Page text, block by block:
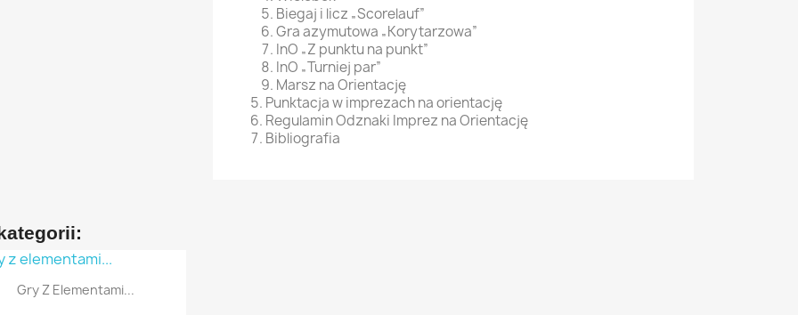
Biegaj i licz „Scorelauf”
Gra azymutowa „Korytarzowa”
InO „Z punktu na punkt”
InO „Turniej par”
Marsz na Orientację
Punktacja w imprezach na orientację
Regulamin Odznaki Imprez na Orientację
Bibliografia
Szybki podgląd
Gry Z Elementami...